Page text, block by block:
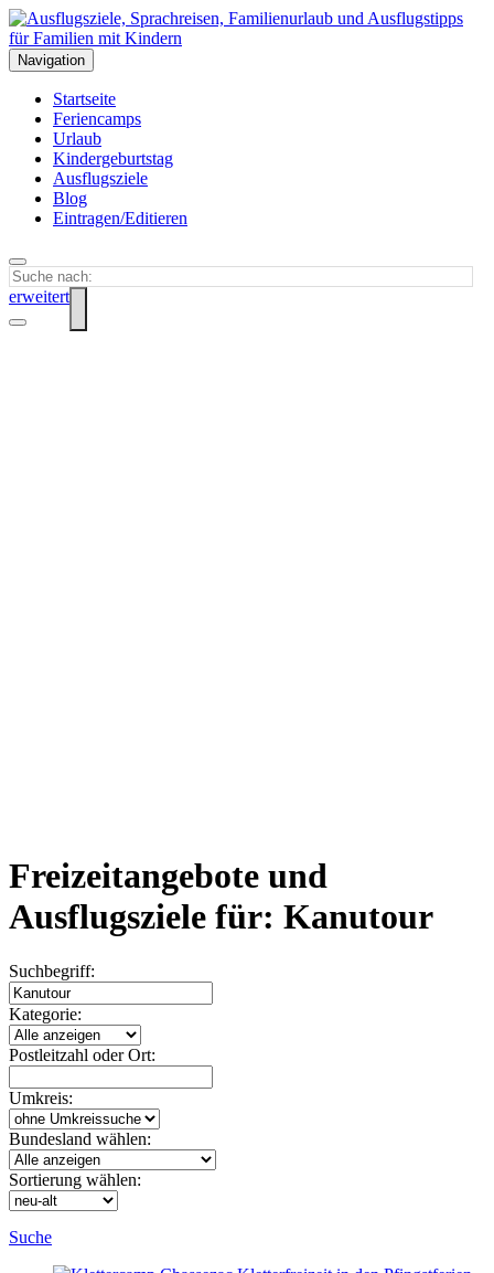
Navigation
Startseite
Feriencamps
Urlaub
Kindergeburtstag
Ausflugsziele
Blog
Eintragen/Editieren
erweitert
Freizeitangebote und
Ausflugsziele für: Kanutour
Suchbegriff:
Kategorie:
Postleitzahl oder Ort:
Umkreis:
Bundesland wählen:
Sortierung wählen:
Suche